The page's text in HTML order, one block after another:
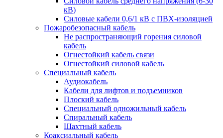
кВ)
Силовые кабели 0,6/1 кВ с ПВХ-изоляцией
Пожаробезопасный кабель
Не распространяющий горения силовой
кабель
Огнестойкий кабель связи
Огнестойкий силовой кабель
Специальный кабель
Аудиокабель
Кабели для лифтов и подъемников
Плоский кабель
Специальный одножильный кабель
Спиральный кабель
Шахтный кабель
Коаксиальный кабель